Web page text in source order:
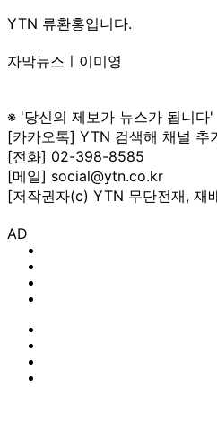
YTN 류환홍입니다.
자막뉴스ㅣ이미영
※ '당신의 제보가 뉴스가 됩니다'
[카카오톡] YTN 검색해 채널 추
[전화] 02-398-8585
[메일] social@ytn.co.kr
[저작권자(c) YTN 무단전재, 재
AD